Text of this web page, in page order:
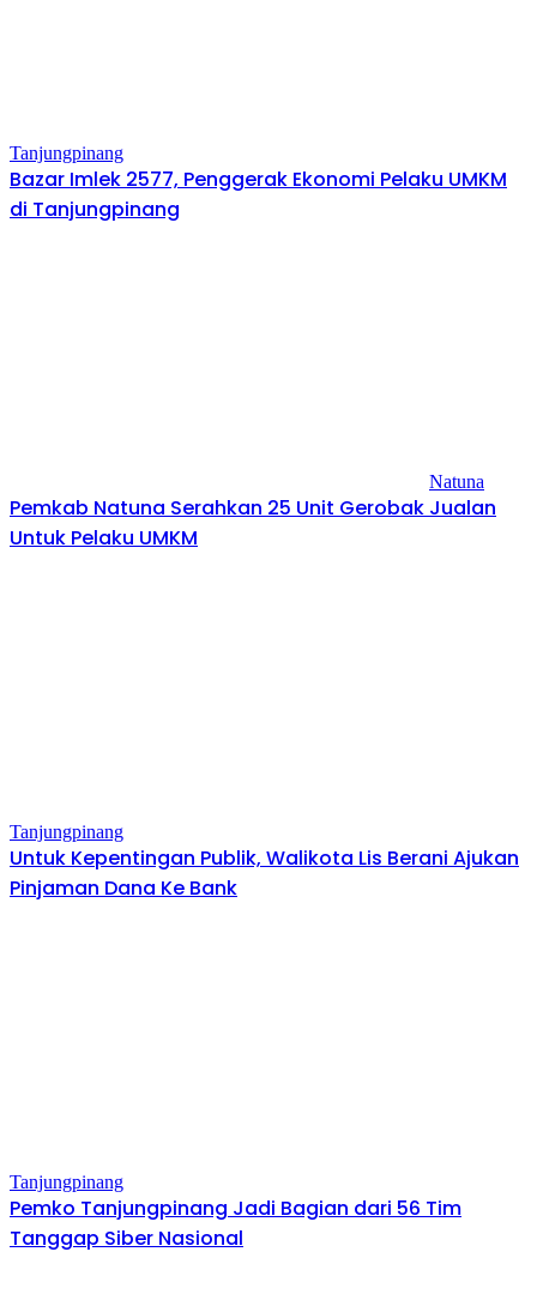
Tanjungpinang
Bazar Imlek 2577, Penggerak Ekonomi Pelaku UMKM
di Tanjungpinang
Natuna
Pemkab Natuna Serahkan 25 Unit Gerobak Jualan
Untuk Pelaku UMKM
Tanjungpinang
Untuk Kepentingan Publik, Walikota Lis Berani Ajukan
Pinjaman Dana Ke Bank
Tanjungpinang
Pemko Tanjungpinang Jadi Bagian dari 56 Tim
Tanggap Siber Nasional